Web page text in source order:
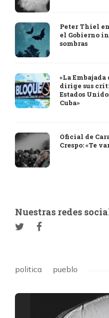
Peter Thiel
el Gobierno
sombras
«La
dirige sus
Estados
Cuba»
Oficial de
Crespo: «Te
Nuestras redes
politica pueblo